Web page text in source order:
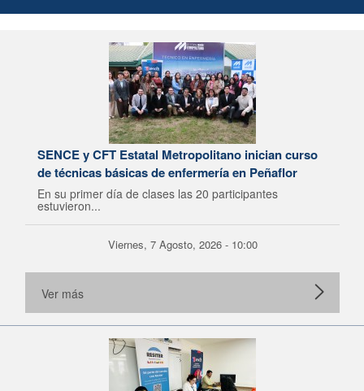
SENCE y CFT Estatal Metropolitano inician curso
de técnicas básicas de enfermería en Peñaflor
En su primer día de clases las 20 participantes
estuvieron...
Viernes, 7 Agosto, 2026 - 10:00
Ver más